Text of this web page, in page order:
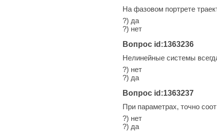
На фазовом портрете
?) да
?) нет
Вопрос id:1363236
Нелинейные системы
?) нет
?) да
Вопрос id:1363237
При параметрах, точно
?) нет
?) да